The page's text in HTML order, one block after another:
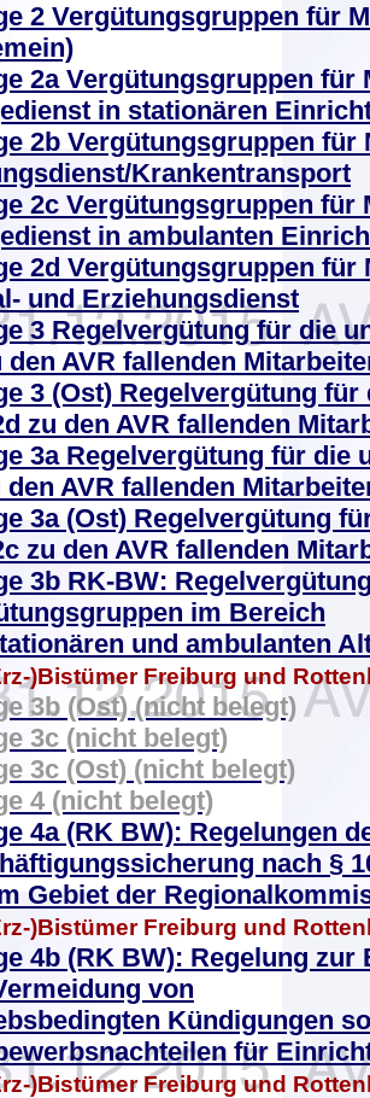
2 Vergütungsgruppen für
2a Vergütungsgruppen für
in stationären
2b Vergütungsgruppen für
Krankentransport
2c Vergütungsgruppen für
in ambulanten
2d Vergütungsgruppen für
und Erziehungsdienst
3 Regelvergütung für die
den AVR fallenden
3 (Ost) Regelvergütung
zu den AVR fallenden
3a Regelvergütung für die
den AVR fallenden
3a (Ost) Regelvergütung
zu den AVR fallenden
3b RK-BW:
im Bereich
und ambulanten
)Bistümer Freiburg und
3b (Ost) (nicht belegt)
3c (nicht belegt)
3c (Ost) (nicht belegt)
4 (nicht belegt)
4a (RK BW): Regelungen
nach §
Gebiet der
)Bistümer Freiburg und
4b (RK BW): Regelung
von
Kündigungen
für
)Bistümer Freiburg und